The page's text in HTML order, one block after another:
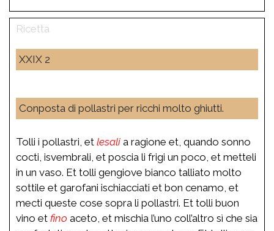
XXIX 2
Conposta di pollastri per ricchi molto ghiutti.
Tolli i pollastri, et lesali a ragione et, quando sonno
cocti, isvembrali, et poscia li frigi un poco, et metteli
in un vaso. Et tolli gengiove bianco talliato molto
sottile et garofani ischiacciati et bon cenamo, et
mecti queste cose sopra li pollastri. Et tolli buon
vino et fino aceto, et mischia l’uno coll’altro sì che sia